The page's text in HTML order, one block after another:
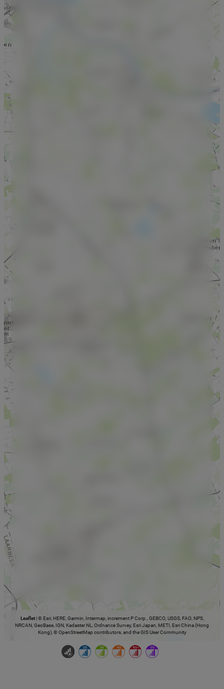
Leaflet © Esri, HERE, Garmin, Intermap, increment P Corp., GEBCO, USGS, FAO, NPS,
NRCAN, GeoBase, IGN, Kadaster NL, Ordnance Survey, Esri Japan, METI, Esri China (Hong
Kong), © OpenStreetMap contributors, and the GIS User Community